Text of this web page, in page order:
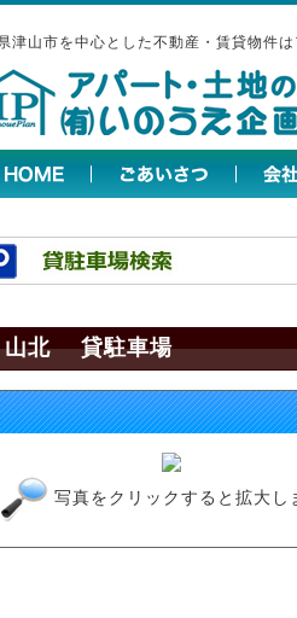
津山市を中心とした不動産・賃貸物件
山北 貸駐車場
写真をクリックすると拡大し